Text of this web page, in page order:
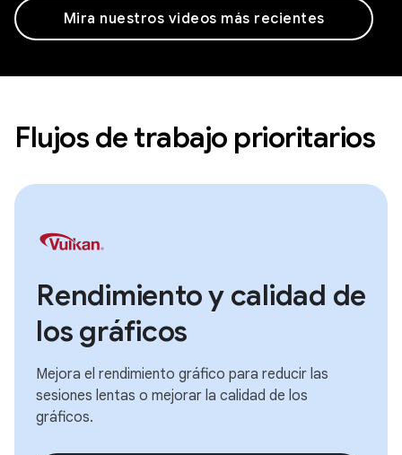
Mira nuestros videos más recientes
Flujos de trabajo prioritarios
Rendimiento y calidad de
los gráficos
Mejora el rendimiento gráfico para reducir las
sesiones lentas o mejorar la calidad de los
gráficos.